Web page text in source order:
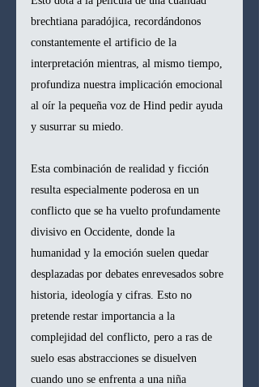
brechtiana paradójica, recordándonos
constantemente el artificio de la
interpretación mientras, al mismo tiempo,
profundiza nuestra implicación emocional
al oír la pequeña voz de Hind pedir ayuda
y susurrar su miedo.
Esta combinación de realidad y ficción
resulta especialmente poderosa en un
conflicto que se ha vuelto profundamente
divisivo en Occidente, donde la
humanidad y la emoción suelen quedar
desplazadas por debates enrevesados sobre
historia, ideología y cifras. Esto no
pretende restar importancia a la
complejidad del conflicto, pero a ras de
suelo esas abstracciones se disuelven
cuando uno se enfrenta a una niña